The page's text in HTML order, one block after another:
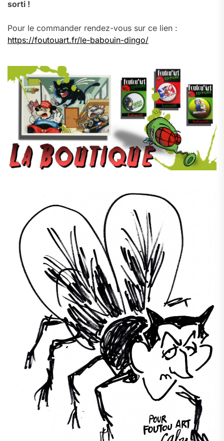
sorti !
Pour le commander rendez-vous sur ce lien :
https://foutouart.fr/le-babouin-dingo/